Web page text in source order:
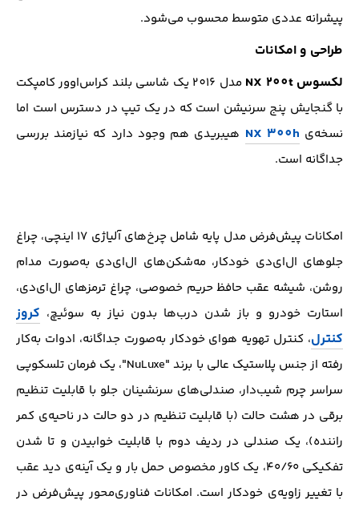
پیشرانه عددی متوسط محسوب می‌شود.
طراحی و امکانات
لکسوس NX 200t
مدل 201۶ یک شاسی بلند کراس‌اوور کامپکت
با گنجایش پنج سرنیشن است که در یک تیپ در دسترس است اما
نسخه‌ی NX 300h هیبریدی هم وجود دارد که نیازمند بررسی
جداگانه است.
امکانات پیش‌فرض مدل پایه شامل چرخ‌های آلیاژی ۱۷ اینچی، چراغ
جلوهای ال‌ای‌دی خودکار، مه‌شکن‌های ال‌ای‌دی به‌صورت مدام
روشن، شیشه عقب حافظ حریم خصوصی، چراغ ترمزهای ال‌ای‌دی،
استارت خودرو و باز شدن درب‌ها بدون نیاز به سوئیچ، کروز
کنترل، کنترل تهویه هوای خودکار به‌صورت جداگانه، ادوات به‌کار
رفته از جنس پلاستیک عالی با برند "NuLuxe"، یک فرمان تلسکوپی
سراسر چرم شیب‌دار، صندلی‌های سرنشینان جلو با قابلیت تنظیم
برقی در هشت حالت (با قابلیت تنظیم در دو حالت در ناحیه‌ی کمر
راننده)، یک صندلی در ردیف دوم با قابلیت خوابیدن و تا شدن
تفکیکی ۴۰/۶۰، یک کاور مخصوص حمل بار و یک آینه‌ی دید عقب
با تغییر زاویه‌ی خودکار است. امکانات فناوری‌محور پیش‌فرض در